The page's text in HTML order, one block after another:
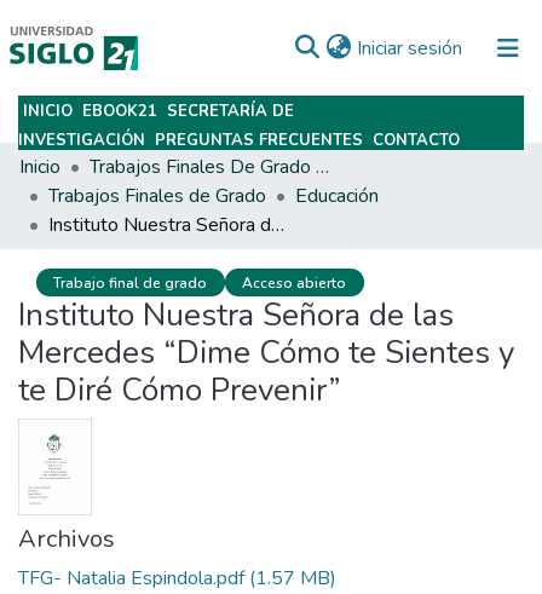
Iniciar sesión (current)
Subir
INICIO EBOOK21 SECRETARÍA DE
INVESTIGACIÓN PREGUNTAS FRECUENTES CONTACTO
Inicio
Trabajos Finales De Grado Y Posgrado
Trabajos Finales de Grado
Educación
Instituto Nuestra Señora de las Mercedes “Dime Cómo te Sientes y te Diré Cómo Prevenir”
Trabajo final de grado Acceso abierto
Instituto Nuestra Señora de las
Mercedes “Dime Cómo te Sientes y
te Diré Cómo Prevenir”
Archivos
TFG- Natalia Espindola.pdf(1.57 MB)